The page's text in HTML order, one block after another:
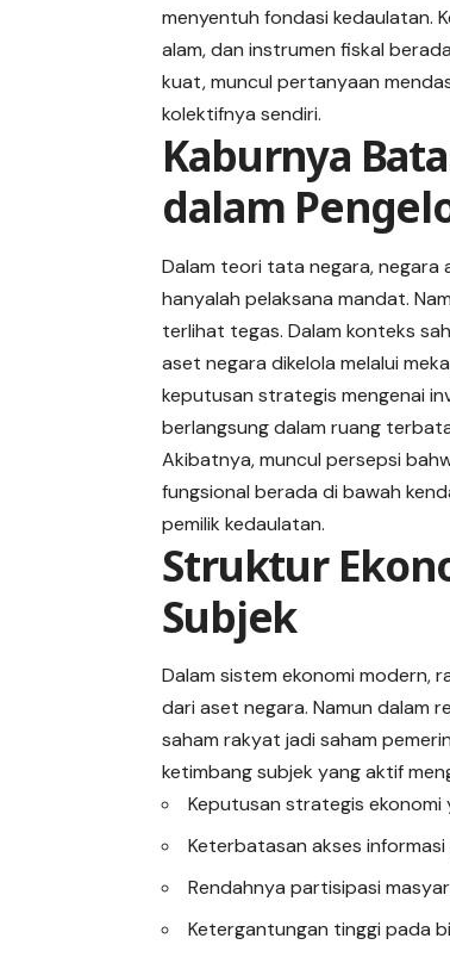
menyentuh fondasi kedaulatan.
alam, dan instrumen fiskal
kuat, muncul pertanyaan
kolektifnya sendiri.
Kaburnya
dalam
Dalam teori tata negara,
hanyalah pelaksana mandat.
terlihat tegas. Dalam konteks
aset negara dikelola melalui
keputusan strategis mengenai
berlangsung dalam ruang
Akibatnya, muncul persepsi
fungsional berada di bawah
pemilik kedaulatan.
Struktur
Subjek
Dalam sistem ekonomi modern,
dari aset negara. Namun dalam
saham rakyat jadi saham
ketimbang subjek yang aktif
Keputusan strategis
Keterbatasan akses
Rendahnya partisipasi
Ketergantungan tinggi pada